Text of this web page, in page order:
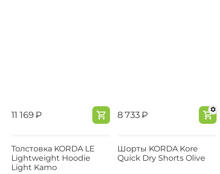
‍11 169‍₽ ‍8 733‍₽
Толстовка KORDA LE
Lightweight Hoodie
Light Kamo
Шорты KORDA Kore
Quick Dry Shorts Olive